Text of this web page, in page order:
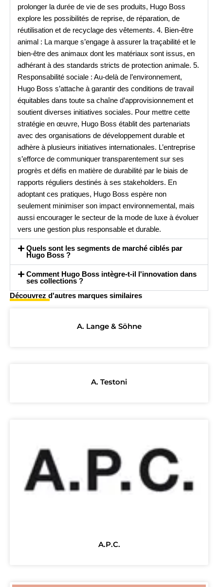
prolonger la durée de vie de ses produits, Hugo Boss
explore les possibilités de reprise, de réparation, de
réutilisation et de recyclage des vêtements. 4. Bien-être
animal : La marque s’engage à assurer la traçabilité et le
bien-être des animaux dont les matériaux sont issus, en
adhérant à des standards stricts de protection animale. 5.
Responsabilité sociale : Au-delà de l’environnement,
Hugo Boss s’attache à garantir des conditions de travail
équitables dans toute sa chaîne d’approvisionnement et
soutient diverses initiatives sociales. Pour mettre cette
stratégie en œuvre, Hugo Boss établit des partenariats
avec des organisations de développement durable et
adhère à plusieurs initiatives internationales. L’entreprise
s’efforce de communiquer transparentement sur ses
progrès et défis en matière de durabilité par le biais de
rapports réguliers destinés à ses stakeholders. En
adoptant ces pratiques, Hugo Boss espère non
seulement minimiser son impact environnemental, mais
aussi encourager le secteur de la mode de luxe à évoluer
vers une gestion plus responsable et durable.
Quels sont les segments de marché ciblés par
Hugo Boss ?
Comment Hugo Boss intègre-t-il l'innovation dans
ses collections ?
Découvrez d'autres marques similaires
A. Lange & Söhne
A. Testoni
A.P.C.